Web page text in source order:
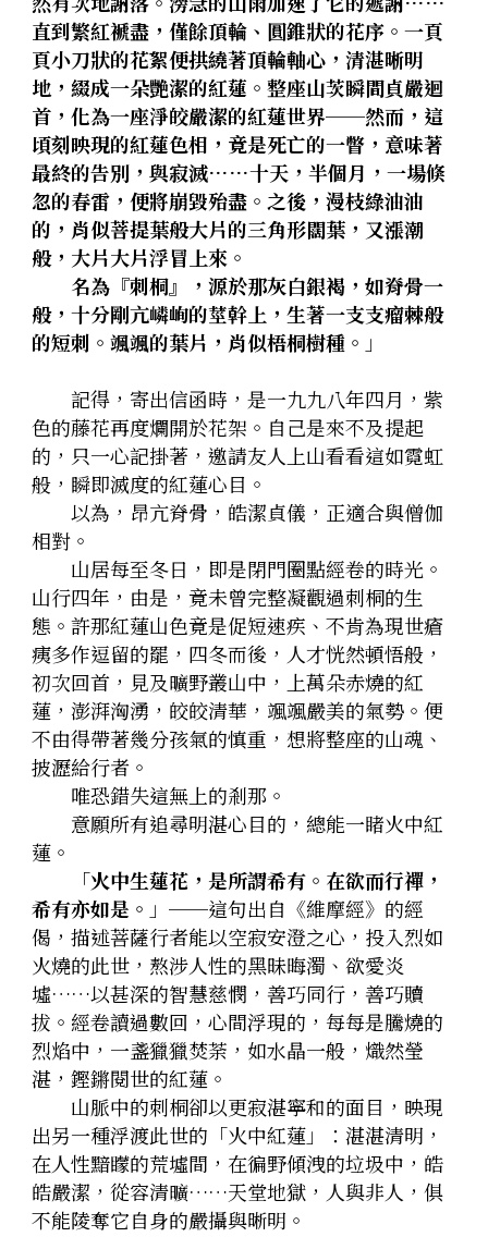
直到繁紅褫盡，僅餘頂輪、圓錐狀的花序。一頁
頁小刀狀的花絮便拱繞著頂輪軸心，清湛晰明
地，綴成一朵艷潔的紅蓮。整座山茨瞬間貞嚴迴
首，化為一座淨皎嚴潔的紅蓮世界──然而，這
頃刻映現的紅蓮色相，竟是死亡的一瞥，意味著
最終的告別，與寂滅……十天，半個月，一場倏
忽的春雷，便將崩毀殆盡。之後，漫枝綠油油
的，肖似菩提葉般大片的三角形闊葉，又漲潮
般，大片大片浮冒上來。
名為『刺桐』，源於那灰白銀褐，如脊骨一
般，十分剛亢嶙峋的莖幹上，生著一支支瘤棘般
的短刺。颯颯的葉片，肖似梧桐樹種。 」
記得，寄出信函時，是一九九八年四月，紫
色的藤花再度爛開於花架。自己是來不及提起
的，只一心記掛著，邀請友人上山看看這如霓虹
般，瞬即滅度的紅蓮心目。
以為，昂亢脊骨，皓潔貞儀，正適合與僧伽
相對。
山居每至冬日，即是閉門圈點經卷的時光。
山行四年，由是，竟未曾完整凝觀過刺桐的生
態。許那紅蓮山色竟是促短速疾、不肯為現世瘡
痍多作逗留的罷，四冬而後，人才恍然頓悟般，
初次回首，見及曠野叢山中，上萬朵赤燒的紅
蓮，澎湃洶湧，皎皎清華，颯颯嚴美的氣勢。便
不由得帶著幾分孩氣的慎重，想將整座的山魂、
披瀝給行者。
唯恐錯失這無上的剎那。
意願所有追尋明湛心目的，總能一睹火中紅
蓮。
「火中生蓮花，是所謂希有。在欲而行禪，
希有亦如是。 」──這句出自《維摩經》的經
偈，描述菩薩行者能以空寂安澄之心，投入烈如
火燒的此世，熬涉人性的黑昧晦濁 、欲愛炎
墟……以甚深的智慧慈憫，善巧同行，善巧贖
拔。經卷讀過數回，心間浮現的，每每是騰燒的
烈焰中，一盞獵獵焚荼，如水晶一般，熾然瑩
湛，鏗鏘閱世的紅蓮。
山脈中的刺桐卻以更寂湛寧和的面目，映現
出另一種浮渡此世的「火中紅蓮」：湛湛清明，
在人性黯矇的荒墟間，在徧野傾洩的垃圾中，皓
皓嚴潔，從容清曠……天堂地獄，人與非人，俱
不能陵奪它自身的嚴攝與晰明。